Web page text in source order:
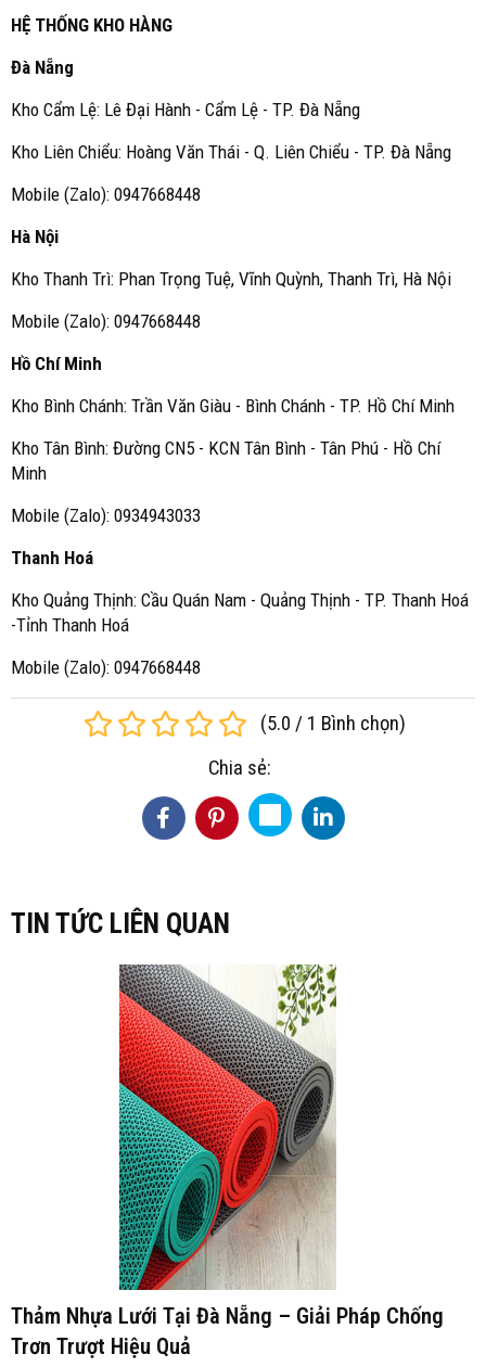
HỆ THỐNG KHO HÀNG
Đà Nẵng
Kho Cẩm Lệ: Lê Đại Hành - Cẩm Lệ - TP. Đà Nẵng
Kho Liên Chiểu: Hoàng Văn Thái - Q. Liên Chiểu - TP. Đà Nẵng
Mobile (Zalo): 0947668448
Hà Nội
Kho Thanh Trì: Phan Trọng Tuệ, Vĩnh Quỳnh, Thanh Trì, Hà Nội
Mobile (Zalo): 0947668448
Hồ Chí Minh
Kho Bình Chánh: Trần Văn Giàu - Bình Chánh - TP. Hồ Chí Minh
Kho Tân Bình: Đường CN5 - KCN Tân Bình - Tân Phú - Hồ Chí
Minh
Mobile (Zalo): 0934943033
Thanh Hoá
Kho Quảng Thịnh: Cầu Quán Nam - Quảng Thịnh - TP. Thanh Hoá
-Tỉnh Thanh Hoá
Mobile (Zalo): 0947668448
(5.0 / 1 Bình chọn)
Chia sẻ:
TIN TỨC LIÊN QUAN
Thảm Nhựa Lưới Tại Đà Nẵng – Giải Pháp Chống
Trơn Trượt Hiệu Quả